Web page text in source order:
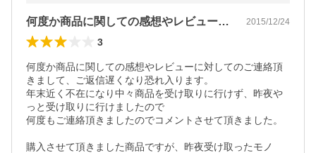
何度か商品に関しての感想やレビューに対… 2015/12/24
3
何度か商品に関しての感想やレビューに対してのご連絡頂
きまして、ご返信遅くなり恐れ入ります。
年末近く不在になり中々商品を受け取りに行けず、昨夜や
っと受け取りに行けましたので
何度もご連絡頂きましたのでコメントさせて頂きました。
購入させて頂きました商品ですが、昨夜受け取ったモノ